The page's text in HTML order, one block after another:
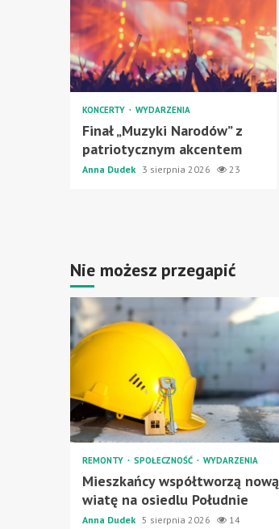
KONCERTY WYDARZENIA
Finał „Muzyki Narodów” z
patriotycznym akcentem
Anna Dudek 3 sierpnia 2026 23
Nie możesz przegapić
REMONTY SPOŁECZNOŚĆ WYDARZENIA
Mieszkańcy współtworzą nową
wiatę na osiedlu Południe
Anna Dudek 5 sierpnia 2026 14